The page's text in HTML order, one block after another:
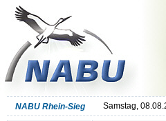
NABU Rhein-Sieg Samstag,